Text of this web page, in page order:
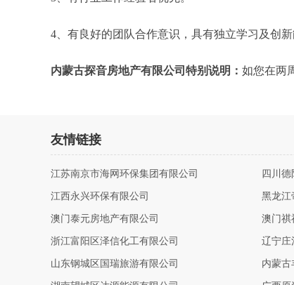
4、有良好的团队合作意识，具有独立学习及创新
内蒙古探音房地产有限公司特别说明： 如您在两
友情链接
江苏南京市海网环保集团有限公司 四川德
江西永兴环保有限公司 黑龙江
澳门泰元房地产有限公司 澳门祺
浙江富阳区泽信化工有限公司 辽宁庄
山东钢城区国瑞旅游有限公司 内蒙古